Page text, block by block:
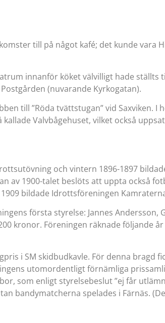
till på något kafé; det kunde vara
innanför köket välvilligt hade ställts
(nuvarande Kyrkogatan).
till ”Röda tvättstugan” vid Saxviken. I
Valvbågehuset, vilket också
och vintern 1896-1897
av 1900-talet beslöts att uppta också
bildade Idrottsföreningen
första styrelse: Jannes
kronor. Föreningen räknade följande
i SM skidbudkavle. För denna bragd
utomordentligt förnämliga
som enligt styrelsebeslut ”ej får
bandymatcherna spelades i Färnäs.